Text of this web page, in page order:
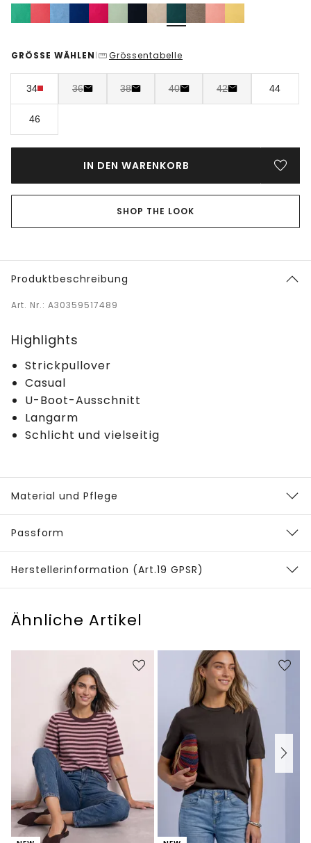
GRÖSSE WÄHLEN | Grössentabelle
34 36 38 40 42 44
46
IN DEN WARENKORB
SHOP THE LOOK
Produktbeschreibung
Art. Nr.: A30359517489
Highlights
Strickpullover
Casual
U-Boot-Ausschnitt
Langarm
Schlicht und vielseitig
Material und Pflege
Passform
Herstellerinformation (Art.19 GPSR)
Ähnliche Artikel